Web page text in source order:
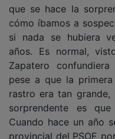
ideología o el nivel
ignorancia.
PUBLICIDAD